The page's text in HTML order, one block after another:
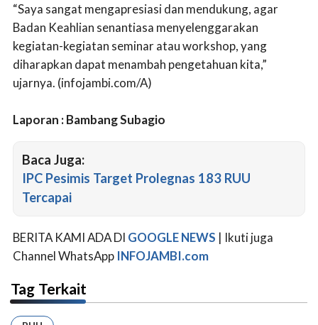
“Saya sangat mengapresiasi dan mendukung, agar
Badan Keahlian senantiasa menyelenggarakan
kegiatan-kegiatan seminar atau workshop, yang
diharapkan dapat menambah pengetahuan kita,”
ujarnya. (infojambi.com/A)
Laporan : Bambang Subagio
Baca Juga:
IPC Pesimis Target Prolegnas 183 RUU
Tercapai
BERITA KAMI ADA DI GOOGLE NEWS | Ikuti juga
Channel WhatsApp INFOJAMBI.com
Tag Terkait